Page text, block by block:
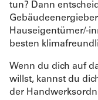
tun? Dann
Hauseigentümer/-
besten
Wenn du dich auf
willst, kannst du
der